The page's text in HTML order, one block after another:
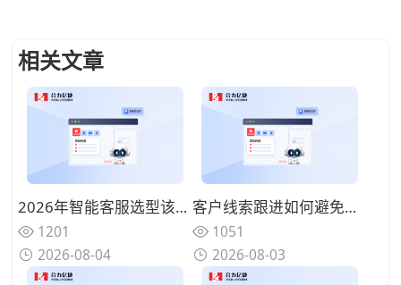
相关文章
2026年智能客服选型该从哪入手？中小电商适用方案需兼顾响应速度、转化率与人力节省
1201
2026-08-04
客户线索跟进如何避免断层？智能呼叫工具承接前期拓客转化工作
1051
2026-08-03